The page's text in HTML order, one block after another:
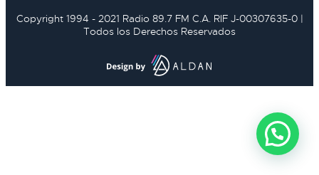
Copyright 1994 - 2021 Radio 89.7 FM C.A. RIF J-00307635-0 |
Todos los Derechos Reservados